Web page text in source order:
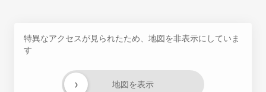
特異なアクセスが見られたため、地図を非表示にしていま
す
地図を表示
›